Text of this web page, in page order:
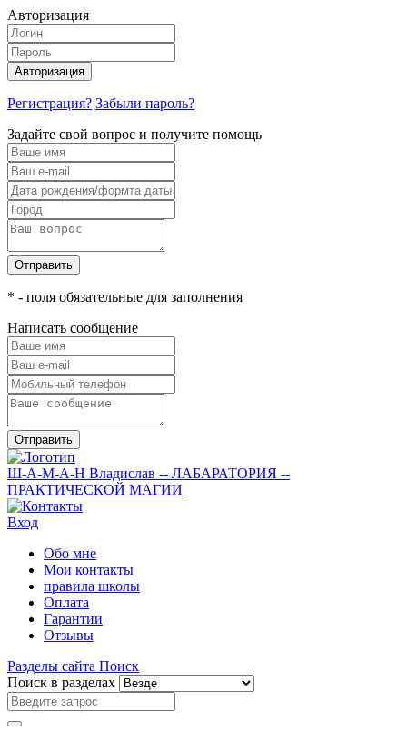
Авторизация
Авторизация
Регистрация? Забыли пароль?
Задайте свой вопрос и получите помощь
Отправить
* - поля обязательные для заполнения
Написать сообщение
Отправить
Ш-А-М-А-Н Владислав -- ЛАБАРАТОРИЯ --
ПРАКТИЧЕСКОЙ МАГИИ
Вход
Обо мне
Мои контакты
правила школы
Оплата
Гарантии
Отзывы
Разделы сайта Поиск
Поиск в разделах